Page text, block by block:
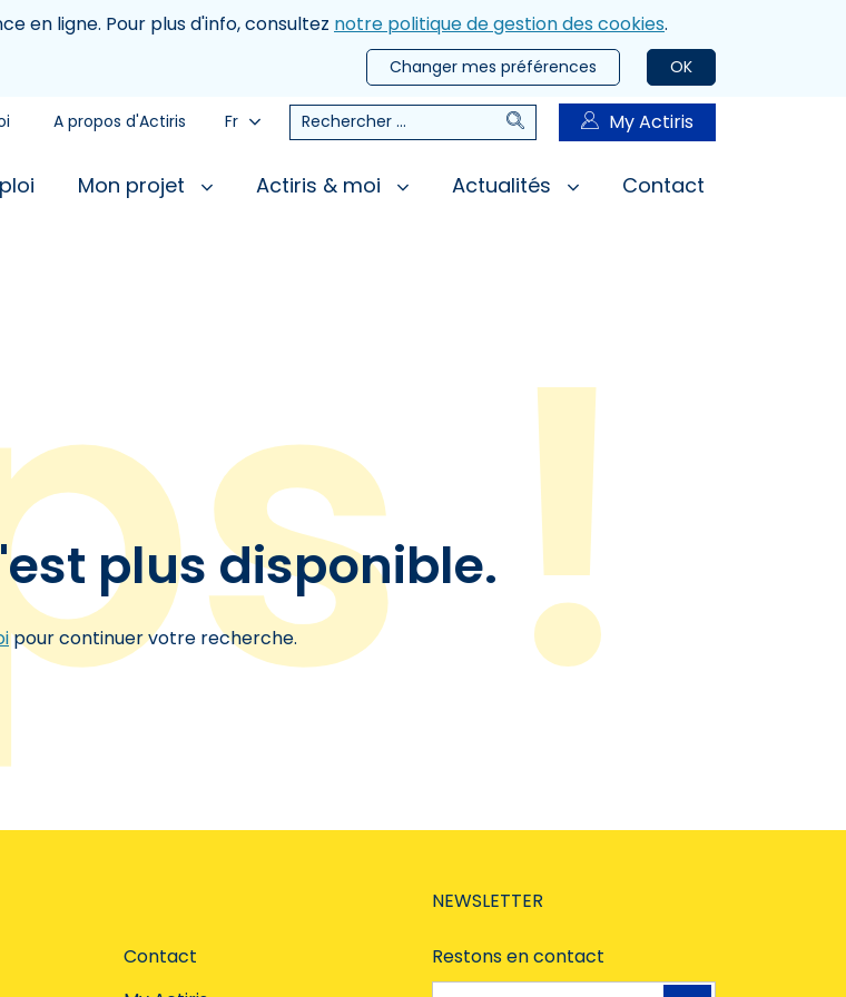
en ligne. Pour plus d'info, consultez notre politique de gestion des cookies.
OK
Changer mes préférences
A propos d'Actiris Fr Rechercher RechercherMy Actiris
Mon projet Actiris & moi Actualités Contact
plus disponible.
pour continuer votre recherche.
Contact
NEWSLETTER
Restons en contact